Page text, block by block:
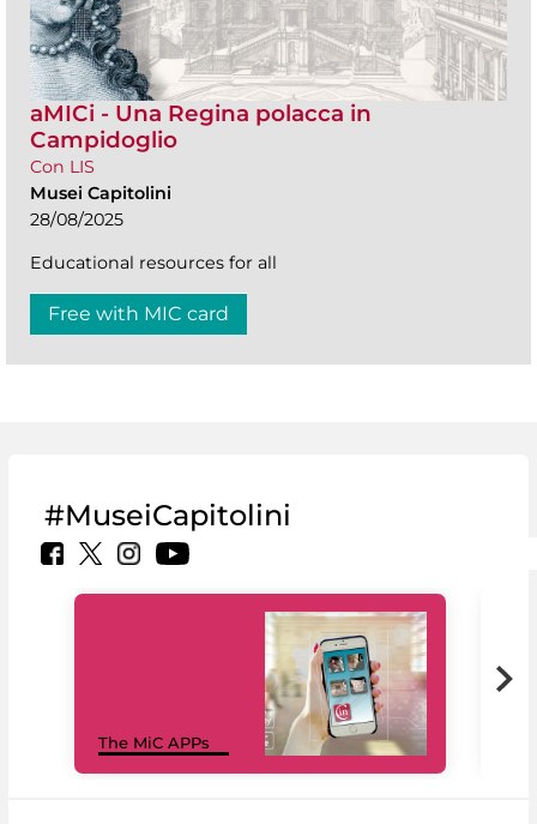
aMICi - Una Regina polacca in
Campidoglio
Con LIS
Musei Capitolini
28/08/2025
Educational resources for all
Free with MIC card
#MuseiCapitolini
The MiC APPs